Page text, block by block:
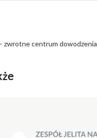
zwrotne centrum dowodzenia